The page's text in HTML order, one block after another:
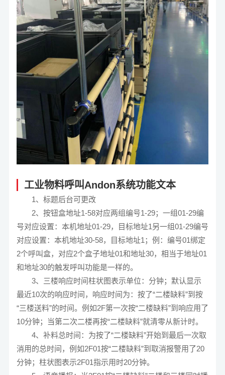
工业物料呼叫Andon系统功能文本
1、标题后台可更改
2、按钮盒地址1-58对应两组编号1-29；一组01-29编
号对应设置：本机地址01-29，目标地址1另一组01-29编号
对应设置：本机地址30-58，目标地址1；例：编号01绑定
2个呼叫盒，对应2个盒子地址01和地址30，相当于地址01
和地址30的触发呼叫功能是一样的。
3、三楼响应时间柱状图表示单位：分钟；默认显示
最近10次的响应时间，响应时间为：按了“二楼缺料”到按
“三楼送料”的时间。例如2F第一次按“二楼缺料”到响应用了
10分钟；当第二次二楼再按“二楼缺料”就清零从新计时。
4、补料总时间：为按了“二楼缺料”开始到最后一次取
消用的总时间，例如2F01按“二楼缺料”到取消报警用了20
分钟；柱状图表示2F01指示用时20分钟。